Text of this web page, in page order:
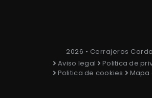
2026 • Cerrajeros
Aviso legal
Politica de
Politica de cookies
Mapa